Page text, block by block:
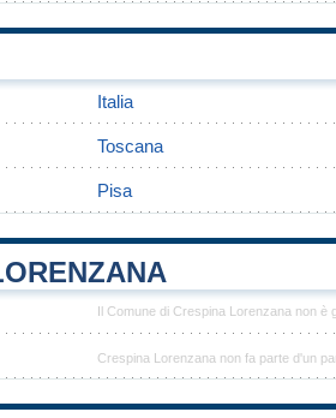
Italia
Toscana
Pisa
Il Comune di Crespina Lorenzana non è
Crespina Lorenzana non fa parte d'un